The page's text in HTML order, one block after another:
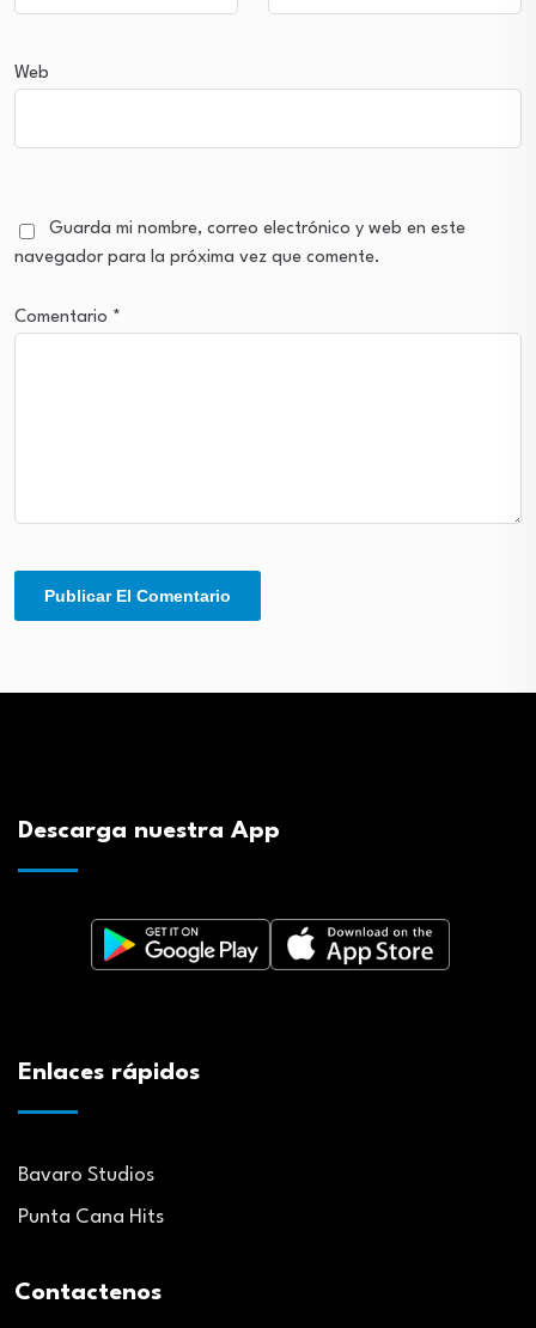
Web
Guarda mi nombre, correo electrónico y web en este
navegador para la próxima vez que comente.
Comentario *
Descarga nuestra App
Enlaces rápidos
Bavaro Studios
Punta Cana Hits
Contactenos